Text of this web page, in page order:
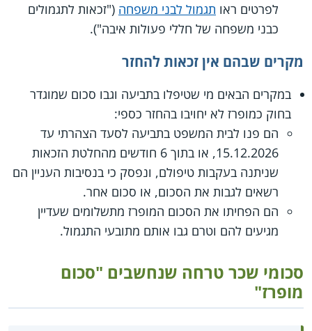
לפרטים ראו תגמול לבני משפחה ("זכאות לתגמולים
כבני משפחה של חללי פעולות איבה").
מקרים שבהם אין זכאות להחזר
במקרים הבאים מי שטיפלו בתביעה וגבו סכום שמוגדר
בחוק כמופרז לא יחויבו בהחזר כספי:
הם פנו לבית המשפט בתביעה לסעד הצהרתי עד
15.12.2026, או בתוך 6 חודשים מהחלטת הזכאות
שניתנה בעקבות טיפולם, ונפסק כי בנסיבות העניין הם
רשאים לגבות את הסכום, או סכום אחר.
הם הפחיתו את הסכום המופרז מתשלומים שעדיין
מגיעים להם וטרם גבו אותם מתובעי התגמול.
סכומי שכר טרחה שנחשבים "סכום
מופרז"